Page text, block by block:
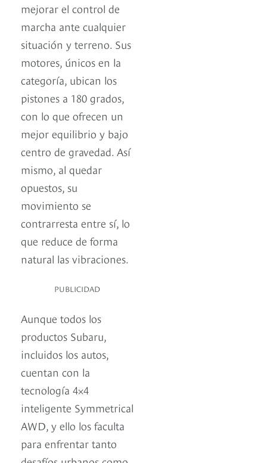
mejorar el control de
marcha ante cualquier
situación y terreno. Sus
motores, únicos en la
categoría, ubican los
pistones a 180 grados,
con lo que ofrecen un
mejor equilibrio y bajo
centro de gravedad. Así
mismo, al quedar
opuestos, su
movimiento se
contrarresta entre sí, lo
que reduce de forma
natural las vibraciones.
PUBLICIDAD
Aunque todos los
productos Subaru,
incluidos los autos,
cuentan con la
tecnología 4×4
inteligente Symmetrical
AWD, y ello los faculta
para enfrentar tanto